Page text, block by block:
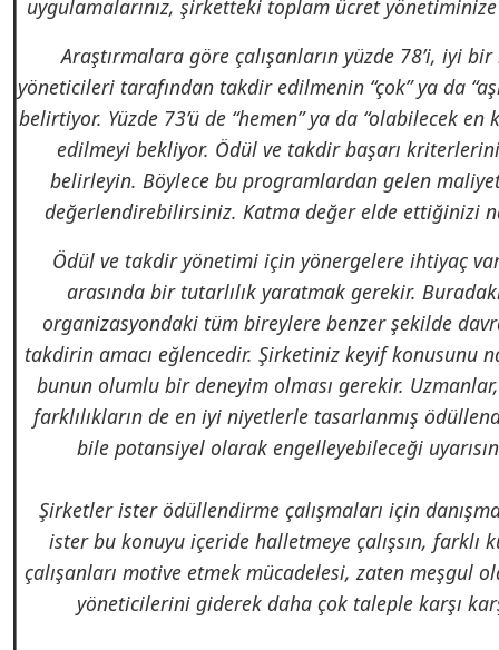
uygulamalarınız, şirketteki toplam ücret
Araştırmalara göre çalışanların yüzde 78’i, iyi bir
yöneticileri tarafından takdir edilmenin “çok” ya da
belirtiyor. Yüzde 73’ü de “hemen” ya da “olabilecek en
edilmeyi bekliyor. Ödül ve takdir başarı
belirleyin. Böylece bu programlardan gelen
değerlendirebilirsiniz. Katma değer elde ettiğinizi
Ödül ve takdir yönetimi için yönergelere ihtiyaç
arasında bir tutarlılık yaratmak gerekir.
organizasyondaki tüm bireylere benzer şekilde
takdirin amacı eğlencedir. Şirketiniz keyif konusunu
bunun olumlu bir deneyim olması gerekir.
farklılıkların de en iyi niyetlerle tasarlanmış
bile potansiyel olarak engelleyebileceği
Şirketler ister ödüllendirme çalışmaları için
ister bu konuyu içeride halletmeye çalışsın, farklı
çalışanları motive etmek mücadelesi, zaten meşgul
yöneticilerini giderek daha çok taleple karşı